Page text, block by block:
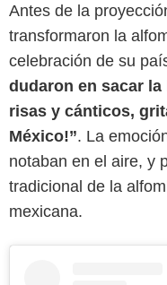
Antes de la
transformaron la
celebración de su
dudaron en sacar la
risas y cánticos,
México!”. La
notaban en el aire, y
tradicional de la
mexicana.